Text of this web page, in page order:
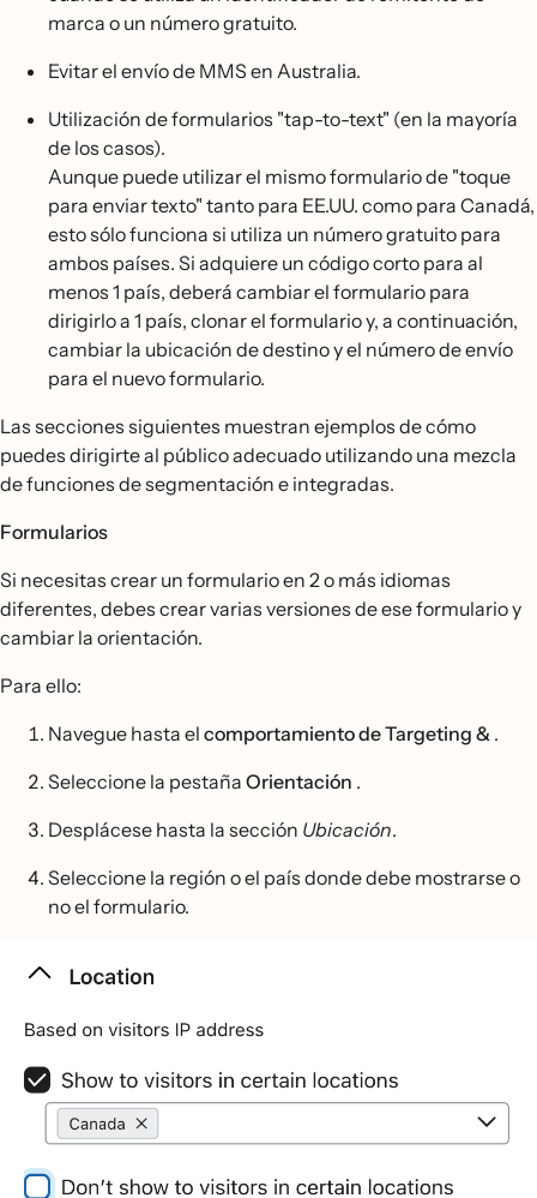
marca o un número gratuito.
Evitar el envío de MMS en Australia.
Utilización de formularios "tap-to-text" (en la mayoría
de los casos).
Aunque puede utilizar el mismo formulario de "toque
para enviar texto" tanto para EE.UU. como para Canadá,
esto sólo funciona si utiliza un número gratuito para
ambos países. Si adquiere un código corto para al
menos 1 país, deberá cambiar el formulario para
dirigirlo a 1 país, clonar el formulario y, a continuación,
cambiar la ubicación de destino y el número de envío
para el nuevo formulario.
Las secciones siguientes muestran ejemplos de cómo
puedes dirigirte al público adecuado utilizando una mezcla
de funciones de segmentación e integradas.
Formularios
Si necesitas crear un formulario en 2 o más idiomas
diferentes, debes crear varias versiones de ese formulario y
cambiar la orientación.
Para ello:
Navegue hasta el comportamiento de Targeting & .
Seleccione la pestaña Orientación .
Desplácese hasta la sección Ubicación.
Seleccione la región o el país donde debe mostrarse o
no el formulario.